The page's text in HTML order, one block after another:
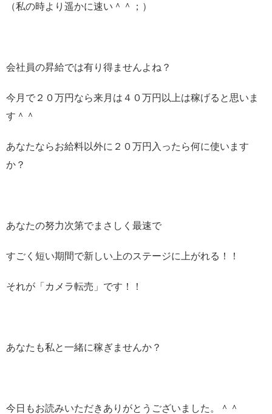
（私の時より遥かに速い＾＾；）
会社員の昇給では有り得ませんよね？
今月で２０万円なら来月は４０万円以上は稼げると思いま
す＾＾
あなたならお給料以外に２０万円入ったら何に使います
か？
あなたの努力次第でまさしく最速で
すごく短い期間で新しい上のステージに上がれる！！
それが「カメラ転売」です！！
あなたも私と一緒に稼ぎませんか？
今日もお読みいただきありがとうございました。＾＾